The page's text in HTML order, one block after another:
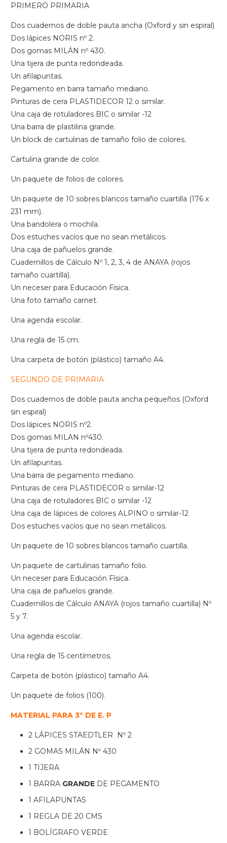
PRIMERO PRIMARIA
Dos cuadernos de doble pauta ancha (Oxford y sin espiral)
Dos lápices NORIS nº 2.
Dos gomas MILÁN nº 430.
Una tijera de punta redondeada.
Un afilapuntas.
Pegamento en barra tamaño mediano.
Pinturas de cera PLASTIDECOR 12 o similar.
Una caja de rotuladores BIC o similar -12
Una barra de plastilina grande.
Un block de cartulinas de tamaño folio de colores.
Cartulina grande de color.
Un paquete de folios de colores.
Un paquete de 10 sobres blancos tamaño cuartilla (176 x
231 mm).
Una bandolera o mochila.
Dos estuches vacíos que no sean metálicos.
Una caja de pañuelos grande.
Cuadernillos de Cálculo Nº 1, 2, 3, 4 de ANAYA (rojos
tamaño cuartilla).
Un neceser para Educación Física.
Una foto tamaño carnet.
Una agenda escolar.
Una regla de 15 cm.
Una carpeta de botón (plástico) tamaño A4.
SEGUNDO DE PRIMARIA
Dos cuadernos de doble pauta ancha pequeños (Oxford
sin espiral)
Dos lápices NORIS nº2.
Dos gomas MILAN nº430.
Una tijera de punta redondeada.
Un afilapuntas.
Una barra de pegamento mediano.
Pinturas de cera PLASTIDECOR o similar-12
Una caja de rotuladores BIC o similar -12
Una caja de lápices de colores ALPINO o similar-12
Dos estuches vacíos que no sean metálicos.
Un paquete de 10 sobres blancos tamaño cuartilla.
Un paquete de cartulinas tamaño folio.
Un neceser para Educación Física.
Una caja de pañuelos grande.
Cuadernillos de Cálculo ANAYA (rojos tamaño cuartilla) Nº
5 y 7.
Una agenda escolar.
Una regla de 15 centímetros.
Carpeta de botón (plástico) tamaño A4.
Un paquete de folios (100).
MATERIAL PARA 3º DE E. P
2 LÁPICES STAEDTLER Nº 2
2 GOMAS MILÁN Nº 430
1 TIJERA
1 BARRA GRANDE DE PEGAMENTO
1 AFILAPUNTAS
1 REGLA DE 20 CMS
1 BOLÍGRAFO VERDE